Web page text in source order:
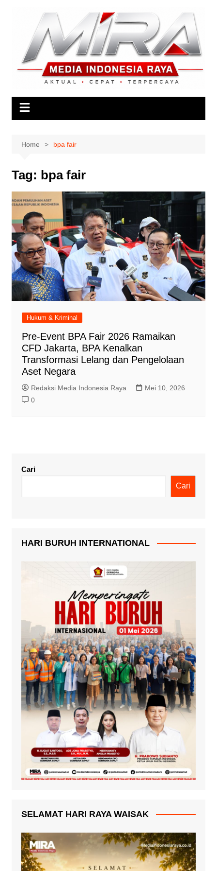
Home bpa fair
Tag: bpa fair
Hukum & Kriminal
Pre-Event BPA Fair 2026 Ramaikan
CFD Jakarta, BPA Kenalkan
Transformasi Lelang dan Pengelolaan
Aset Negara
Redaksi Media Indonesia Raya
Mei 10, 2026
0
Cari
Cari
HARI BURUH INTERNATIONAL
SELAMAT HARI RAYA WAISAK